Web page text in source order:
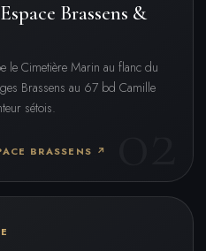
Brassens &
le Cimetière Marin au flanc du
Brassens au 67 bd Camille
sétois.
BRASSENS ↗